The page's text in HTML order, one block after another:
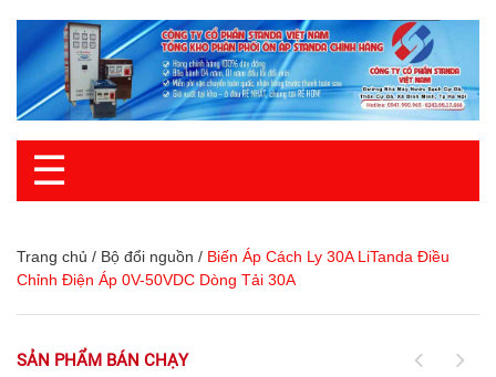
☰
Trang chủ / Bộ đổi nguồn / Biến Áp Cách Ly 30A LiTanda Điều
Chỉnh Điện Áp 0V-50VDC Dòng Tải 30A
SẢN PHẨM BÁN CHẠY